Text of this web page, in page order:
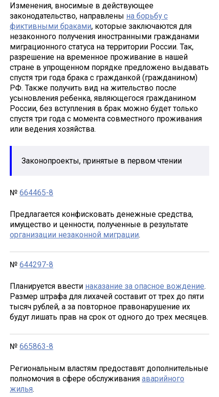
Изменения, вносимые в действующее
законодательство, направлены на борьбу с
фиктивными браками, которые заключаются для
незаконного получения иностранными гражданами
миграционного статуса на территории России. Так,
разрешение на временное проживание в нашей
стране в упрощенном порядке предложено выдавать
спустя три года брака с гражданкой (гражданином)
РФ. Также получить вид на жительство после
усыновления ребенка, являющегося гражданином
России, без вступления в брак можно будет только
спустя три года с момента совместного проживания
или ведения хозяйства.
Законопроекты, принятые в первом чтении
№ 664465-8
Предлагается конфисковать денежные средства,
имущество и ценности, полученные в результате
организации незаконной миграции.
№ 644297-8
Планируется ввести наказание за опасное вождение.
Размер штрафа для лихачей составит от трех до пяти
тысяч рублей, а за повторное правонарушение их
будут лишать прав на срок от одного до трех месяцев.
№ 665863-8
Региональным властям предоставят дополнительные
полномочия в сфере обслуживания аварийного
жилья.